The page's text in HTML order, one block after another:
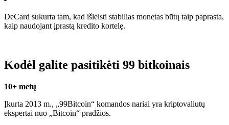
DeCard sukurta tam, kad išleisti stabilias monetas būtų taip paprasta,
kaip naudojant įprastą kredito kortelę.
Kodėl galite pasitikėti 99 bitkoinais
10+ metų
Įkurta 2013 m., „99Bitcoin“ komandos nariai yra kriptovaliutų
ekspertai nuo „Bitcoin“ pradžios.